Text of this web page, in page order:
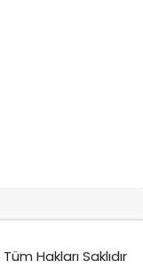
Tüm Hakları Saklıdır